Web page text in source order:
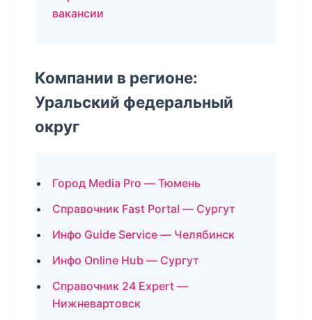
вакансии
Компании в регионе:
Уральский федеральный
округ
Город Media Pro — Тюмень
Справочник Fast Portal — Сургут
Инфо Guide Service — Челябинск
Инфо Online Hub — Сургут
Справочник 24 Expert —
Нижневартовск